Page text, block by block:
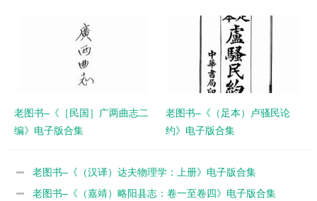
老图书–《［民国］广两曲志二
编》电子版合集
老图书–《（足本）卢骚民论
约》电子版合集
老图书–《（汉译）达夫物理学：上册》电子版合集
老图书–《（嘉靖）略阳县志：卷一至卷四》电子版合集